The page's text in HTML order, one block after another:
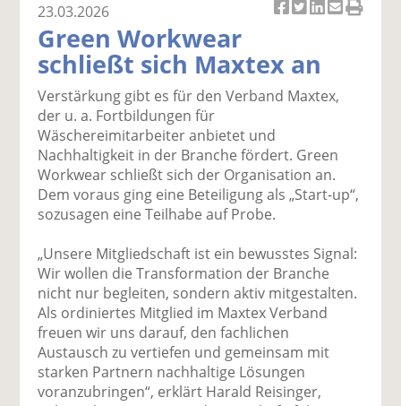
k
el
a
uf
F
ac
e
b
o
k
te
il
e
n
k
el
t
tt
er
n
k
el
a
n
k
e
n
te
il
e
n
p
m
ai
l
se
n
d
n
23.03.2026
Green Workwear
schließt sich Maxtex an
Verstärkung gibt es für den Verband Maxtex,
der u. a. Fortbildungen für
Wäschereimitarbeiter anbietet und
Nachhaltigkeit in der Branche fördert. Green
Workwear schließt sich der Organisation an.
Dem voraus ging eine Beteiligung als „Start-up“,
sozusagen eine Teilhabe auf Probe.
„Unsere Mitgliedschaft ist ein bewusstes Signal:
Wir wollen die Transformation der Branche
nicht nur begleiten, sondern aktiv mitgestalten.
Als ordiniertes Mitglied im Maxtex Verband
freuen wir uns darauf, den fachlichen
Austausch zu vertiefen und gemeinsam mit
starken Partnern nachhaltige Lösungen
voranzubringen“, erklärt Harald Reisinger,